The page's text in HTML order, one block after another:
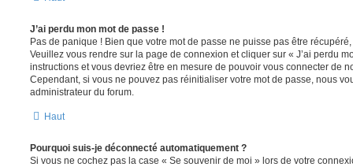
J’ai perdu mon mot de passe !
Pas de panique ! Bien que votre mot de passe ne puisse pas être
Veuillez vous rendre sur la page de connexion et cliquer sur « J’ai perdu
instructions et vous devriez être en mesure de pouvoir vous connecter de
Cependant, si vous ne pouvez pas réinitialiser votre mot de passe, nous
administrateur du forum.
Haut
Pourquoi suis-je déconnecté automatiquement ?
Si vous ne cochez pas la case « Se souvenir de moi » lors de votre